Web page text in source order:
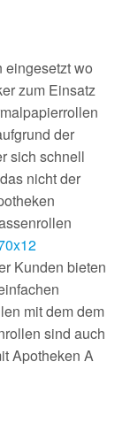
eingesetzt wo
zum Einsatz
der
sich schnell
nicht der
Kunden bieten
mit dem dem
sind auch
Apotheken A